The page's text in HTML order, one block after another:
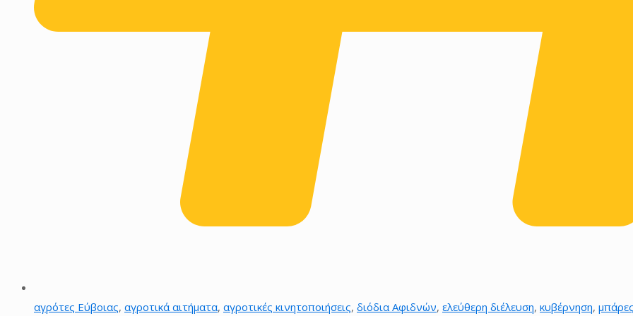
αγρότες Εύβοιας, αγροτικά αιτήματα, αγροτικές κινητοποιήσεις, διόδια Αφιδνών, ελεύθερη διέλευση, κυβέρνηση,